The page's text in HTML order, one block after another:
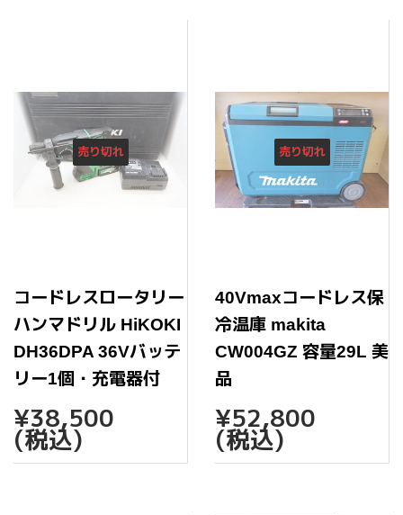
売り切れ
コードレスロータリー
ハンマドリル HiKOKI
DH36DPA 36Vバッテ
リー1個・充電器付
通
常
価
格
¥38,500 ¥38,500
(税込)
売り切れ
40Vmaxコードレス保
冷温庫 makita
CW004GZ 容量29L 美
品
通
常
価
格
¥52,800
(税込)